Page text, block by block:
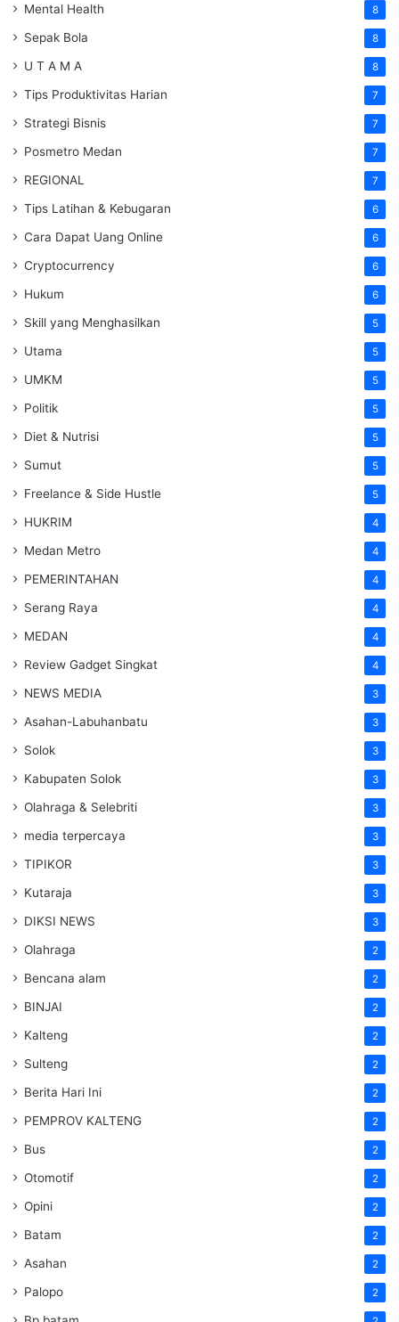
Mental Health 8
Sepak Bola 8
U T A M A 8
Tips Produktivitas Harian 7
Strategi Bisnis 7
Posmetro Medan 7
REGIONAL 7
Tips Latihan & Kebugaran 6
Cara Dapat Uang Online 6
Cryptocurrency 6
Hukum 6
Skill yang Menghasilkan 5
Utama 5
UMKM 5
Politik 5
Diet & Nutrisi 5
Sumut 5
Freelance & Side Hustle 5
HUKRIM 4
Medan Metro 4
PEMERINTAHAN 4
Serang Raya 4
MEDAN 4
Review Gadget Singkat 4
NEWS MEDIA 3
Asahan-Labuhanbatu 3
Solok 3
Kabupaten Solok 3
Olahraga & Selebriti 3
media terpercaya 3
TIPIKOR 3
Kutaraja 3
DIKSI NEWS 3
Olahraga 2
Bencana alam 2
BINJAI 2
Kalteng 2
Sulteng 2
Berita Hari Ini 2
PEMPROV KALTENG 2
Bus 2
Otomotif 2
Opini 2
Batam 2
Asahan 2
Palopo 2